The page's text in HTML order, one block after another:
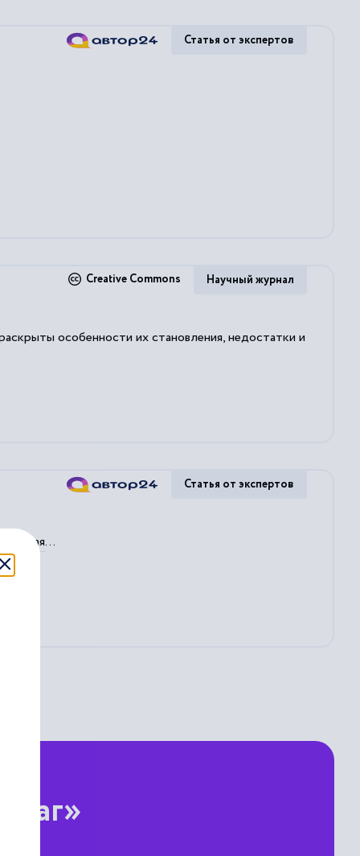
Статья от экспертов
особенности их становления, недостатки и
Creative Commons Научный журнал
...
Статья от экспертов